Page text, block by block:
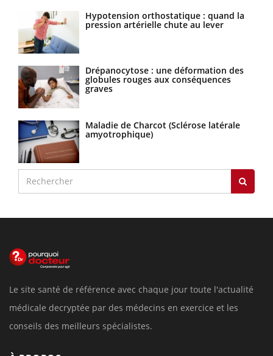
Hypotension orthostatique : quand la
pression artérielle chute au lever
Drépanocytose : une déformation des
globules rouges aux conséquences
graves
Maladie de Charcot (Sclérose latérale
amyotrophique)
Le site santé de référence avec chaque jour toute l'actualité
médicale decryptée par des médecins en exercice et les
conseils des meilleurs spécialistes.